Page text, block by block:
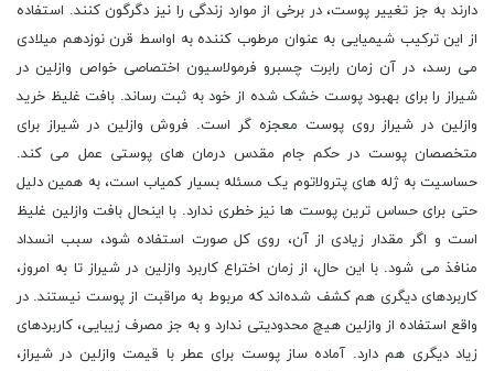
دارند به جز تغییر پوست، در برخی از موارد زندگی را نیز دگرگون کنند. استفاده
از این ترکیب شیمیایی به عنوان مرطوب کننده به اواسط قرن نوزدهم میلادی
می رسد، در آن زمان رابرت چسبرو فرمولاسیون اختصاصی خواص وازلین در
شیراز را برای بهبود پوست خشک شده از خود به ثبت رساند. بافت غلیظ خرید
وازلین در شیراز روی پوست معجزه گر است. فروش وازلین در شیراز برای
متخصصان پوست در حکم جام مقدس درمان های پوستی عمل می کند.
حساسیت به ژله ‌های پترولاتوم یک مسئله‌ بسیار کمیاب است، به همین دلیل
حتی برای حساس ‌ترین پوست ‌ها نیز خطری ندارد. با اینحال بافت وازلین غلیظ
است و اگر مقدار زیادی از آن، روی کل صورت استفاده شود، سبب انسداد
منافذ می شود. با این حال، از زمان اختراع کاربرد وازلین در شیراز تا به امروز،
کاربردهای دیگری هم کشف شده‌اند که مربوط به مراقبت از پوست نیستند. در
واقع استفاده از وازلین هیچ محدودیتی ندارد و به جز مصرف زیبایی، کاربردهای
زیاد دیگری هم دارد. آماده ساز پوست برای عطر با قیمت وازلین در شیراز،